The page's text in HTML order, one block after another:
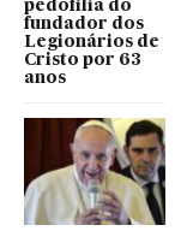
pedofilia do
fundador dos
Legionários de
Cristo por 63
anos